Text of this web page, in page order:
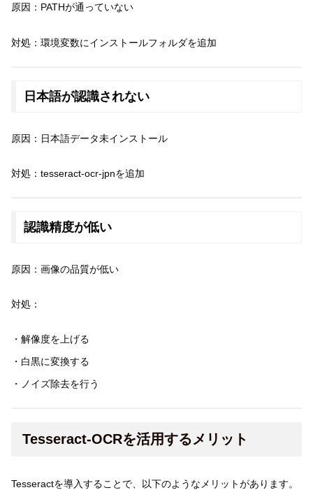
原因：PATHが通っていない
対処：環境変数にインストールフォルダを追加
日本語が認識されない
原因：日本語データ未インストール
対処：tesseract-ocr-jpnを追加
認識精度が低い
原因：画像の品質が低い
対処：
・解像度を上げる
・白黒に変換する
・ノイズ除去を行う
Tesseract-OCRを活用するメリット
Tesseractを導入することで、以下のようなメリットがあります。